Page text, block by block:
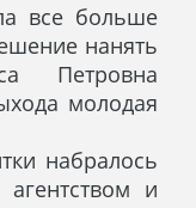
все больше
нанять
Петровна
молодая
набралось
и